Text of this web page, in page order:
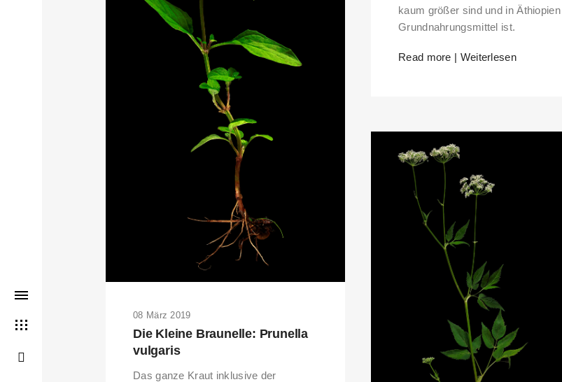
THIS SEARCH BAR ONLY WORKS IN THE GERMAN VERSION OF THE WEBSITE! NON-
THE WELCOME PAGE.
kaum größer sind und in
Grundnahrungsmittel ist.
Read more | Weiterlesen
08 März 2019
Die Kleine Braunelle: Prunella
vulgaris
Das ganze Kraut inklusive der